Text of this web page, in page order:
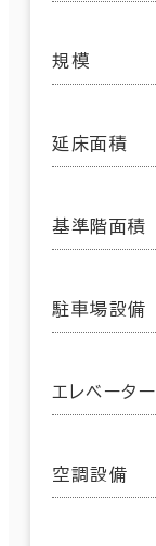
規模
延床面積
基準階面積
駐車場設備
エレベーター
空調設備